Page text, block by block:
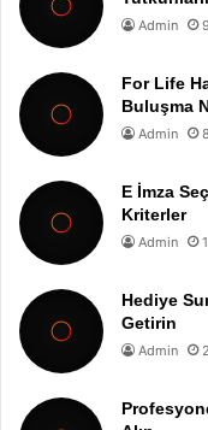
Admin
For Life
Buluşma
Admin
E İmza
Kriterler
Admin
Hediye
Getirin
Admin